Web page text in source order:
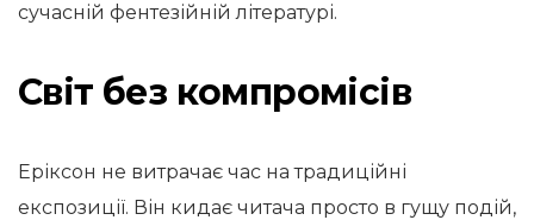
сучасній фентезійній літературі.
Світ без компромісів
Еріксон не витрачає час на традиційні
експозиції. Він кидає читача просто в гущу подій,